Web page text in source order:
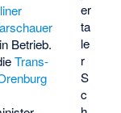
er
ta
le
r
S
c
Betrieb.
Trans-